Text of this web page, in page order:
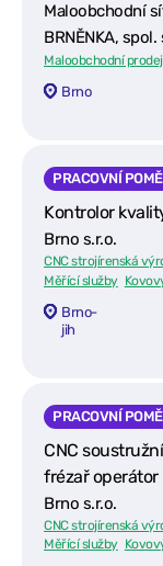
Maloobchodní
BRNĚNKA, spol.
Maloobchodní
Brno
PRACOVNÍ
Kontrolor
Brno s.r.o.
CNC strojírenská
Měřící služby
Brno-
jih
PRACOVNÍ
CNC
frézař
Brno s.r.o.
CNC strojírenská
Měřící služby